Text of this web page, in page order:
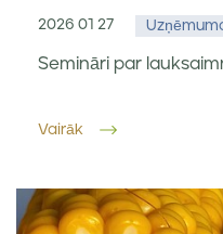
2026 01 27
Semināri par
Vairāk